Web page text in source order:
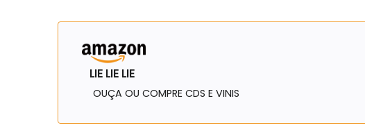
LIE LIE LIE
OUÇA OU COMPRE CDS E VINIS